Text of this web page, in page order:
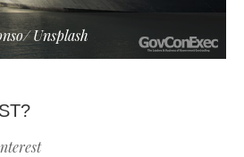
Unsplash